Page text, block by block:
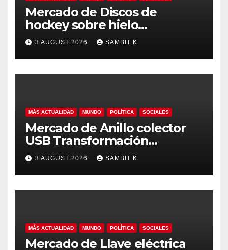
Mercado de Discos de
hockey sobre hielo
Tendencias Regionales,
Tamaño del Mercado y
Oportunidades hasta 2035
3 AUGUST 2026 SAMBIT K
MÁS ACTUALIDAD MUNDO POLÍTICA SOCIALES
Mercado de Anillo colector
USB Transformación
Industrial, Automatización y
Crecimiento Global hasta
2035
3 AUGUST 2026 SAMBIT K
MÁS ACTUALIDAD MUNDO POLÍTICA SOCIALES
Mercado de Llave eléctrica